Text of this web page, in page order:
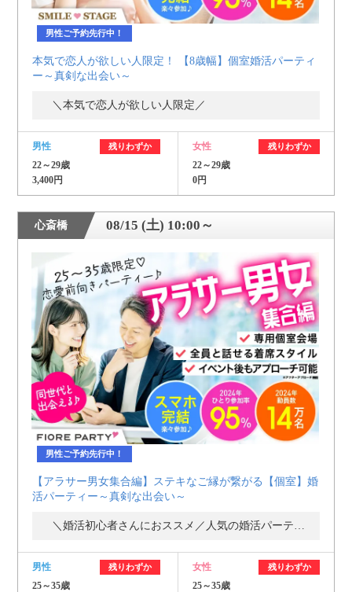
男性ご予約先行中！
本気で恋人が欲しい人限定！ 【8歳幅】個室婚活パーティ
ー～真剣な出会い～
＼本気で恋人が欲しい人限定／
男性 残りわずか
22～29歳
3,400円
女性 残りわずか
22～29歳
0円
心斎橋 08/15 (土) 10:00～
男性ご予約先行中！
【アラサー男女集合編】ステキなご縁が繋がる【個室】婚
活パーティー～真剣な出会い～
男性 残りわずか
25～35歳
女性 残りわずか
25～35歳